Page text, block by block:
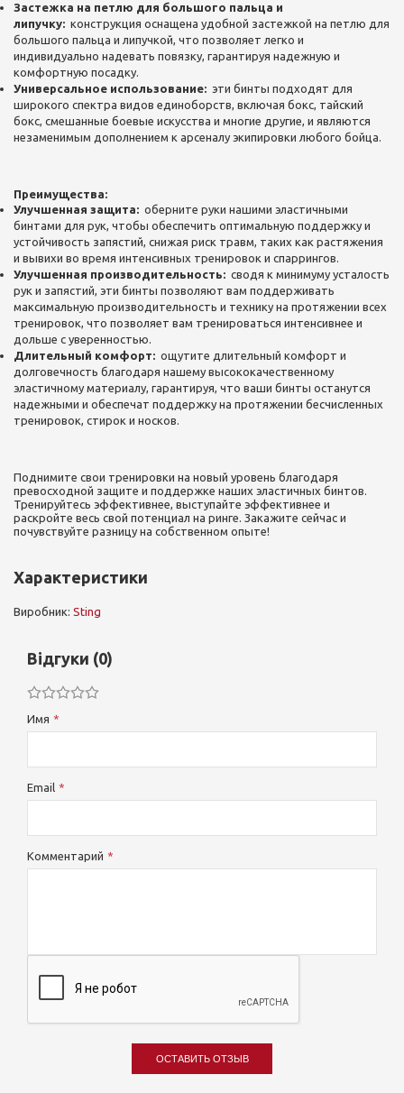
Застежка на петлю для большого пальца и
липучку: конструкция оснащена удобной застежкой на петлю для
большого пальца и липучкой, что позволяет легко и
индивидуально надевать повязку, гарантируя надежную и
комфортную посадку.
Универсальное использование: эти бинты подходят для
широкого спектра видов единоборств, включая бокс, тайский
бокс, смешанные боевые искусства и многие другие, и являются
незаменимым дополнением к арсеналу экипировки любого бойца.
Преимущества:
Улучшенная защита: оберните руки нашими эластичными
бинтами для рук, чтобы обеспечить оптимальную поддержку и
устойчивость запястий, снижая риск травм, таких как растяжения
и вывихи во время интенсивных тренировок и спаррингов.
Улучшенная производительность: сводя к минимуму усталость
рук и запястий, эти бинты позволяют вам поддерживать
максимальную производительность и технику на протяжении всех
тренировок, что позволяет вам тренироваться интенсивнее и
дольше с уверенностью.
Длительный комфорт: ощутите длительный комфорт и
долговечность благодаря нашему высококачественному
эластичному материалу, гарантируя, что ваши бинты останутся
надежными и обеспечат поддержку на протяжении бесчисленных
тренировок, стирок и носков.
Поднимите свои тренировки на новый уровень благодаря
превосходной защите и поддержке наших эластичных бинтов.
Тренируйтесь эффективнее, выступайте эффективнее и
раскройте весь свой потенциал на ринге. Закажите сейчас и
почувствуйте разницу на собственном опыте!
Характеристики
Виробник: Sting
Відгуки (0)
Имя
Email
Комментарий
ОСТАВИТЬ ОТЗЫВ